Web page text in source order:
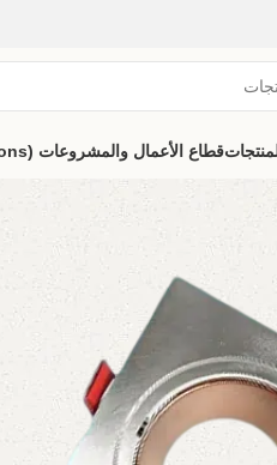
قطاع الأعمال والمشروعات (B2B Solutions)